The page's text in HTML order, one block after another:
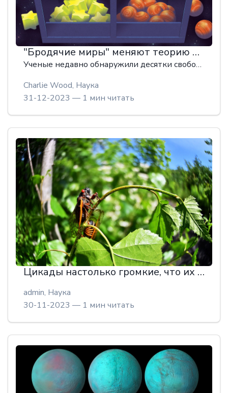
"Бродячие миры" меняют теорию формирования планет
Ученые недавно обнаружили десятки свободно плавающих планет, не поддающихся классификации, что заставило их пересмотреть свои теории формирования звезд и планет.
Charlie Wood, Наука
31-12-2023 — 1 мин читать
Цикады настолько громкие, что их могут "услышать" оптоволоконные кабели
admin, Наука
30-11-2023 — 1 мин читать